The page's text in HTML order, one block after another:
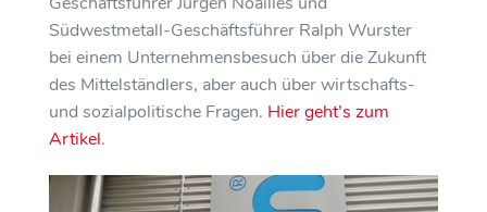
Südwestmetall-Geschäftsführer Ralph Wurster
bei einem Unternehmensbesuch über die Zukunft
des Mittelständlers, aber auch über wirtschafts-
und sozialpolitische Fragen. Hier geht’s zum
Artikel.